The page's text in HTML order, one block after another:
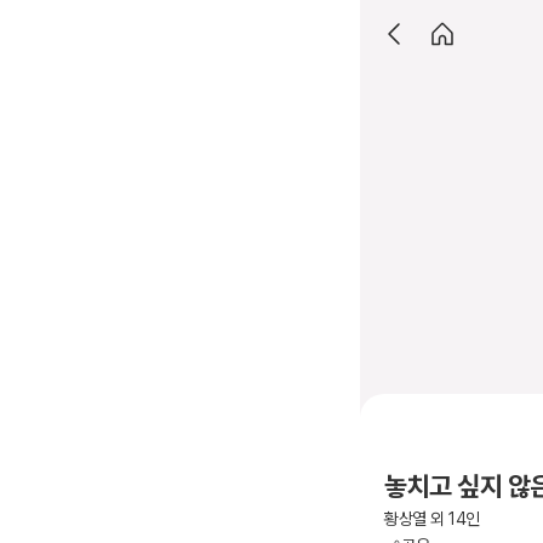
놓치고 싶지 않
황상열 외 14인